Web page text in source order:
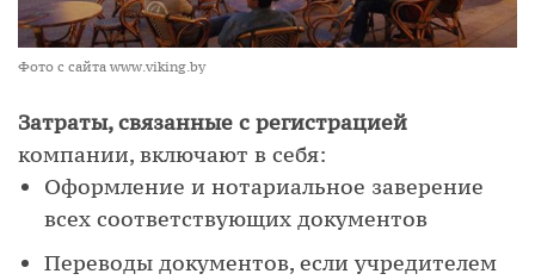
Фото с сайта www.viking.by
Затраты, связанные с регистрацией
компании, включают в себя:
Оформление и нотариальное заверение
всех соответствующих документов
Переводы документов, если учредителем